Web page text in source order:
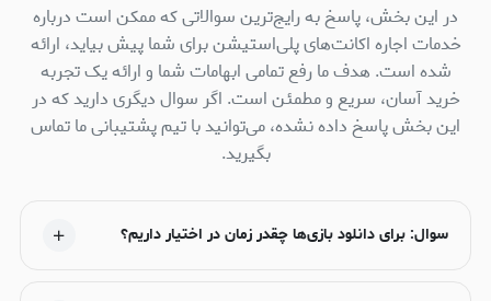
در این بخش، پاسخ به رایج‌ترین سوالاتی که ممکن است درباره
خدمات اجاره اکانت‌های پلی‌استیشن برای شما پیش بیاید، ارائه
شده است. هدف ما رفع تمامی ابهامات شما و ارائه یک تجربه
خرید آسان، سریع و مطمئن است. اگر سوال دیگری دارید که در
این بخش پاسخ داده نشده، می‌توانید با تیم پشتیبانی ما تماس
بگیرید.
سوال: برای دانلود بازی‌ها چقدر زمان در اختیار داریم؟